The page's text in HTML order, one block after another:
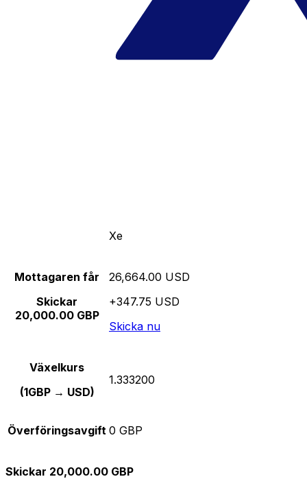
Xe
Mottagaren får
Skickar
20,000.00 GBP
26,664.00 USD
+347.75 USD
Skicka nu
Växelkurs
(1GBP → USD)
1.333200
Överföringsavgift 0 GBP
Skickar 20,000.00 GBP